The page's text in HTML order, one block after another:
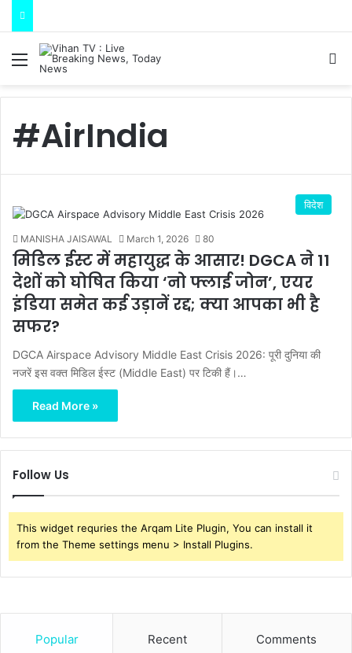
Menu
#AirIndia
विदेश
MANISHA JAISAWAL March 1, 2026 80
मिडिल ईस्ट में महायुद्ध के आसार! DGCA ने 11
देशों को घोषित किया ‘नो फ्लाई जोन’, एयर
इंडिया समेत कई उड़ानें रद्द; क्या आपका भी है
सफर?
DGCA Airspace Advisory Middle East Crisis 2026: पूरी दुनिया की
नजरें इस वक्त मिडिल ईस्ट (Middle East) पर टिकी हैं।…
Read More »
Follow Us
This widget requries the Arqam Lite Plugin, You can install it
from the Theme settings menu > Install Plugins.
Popular Recent Comments